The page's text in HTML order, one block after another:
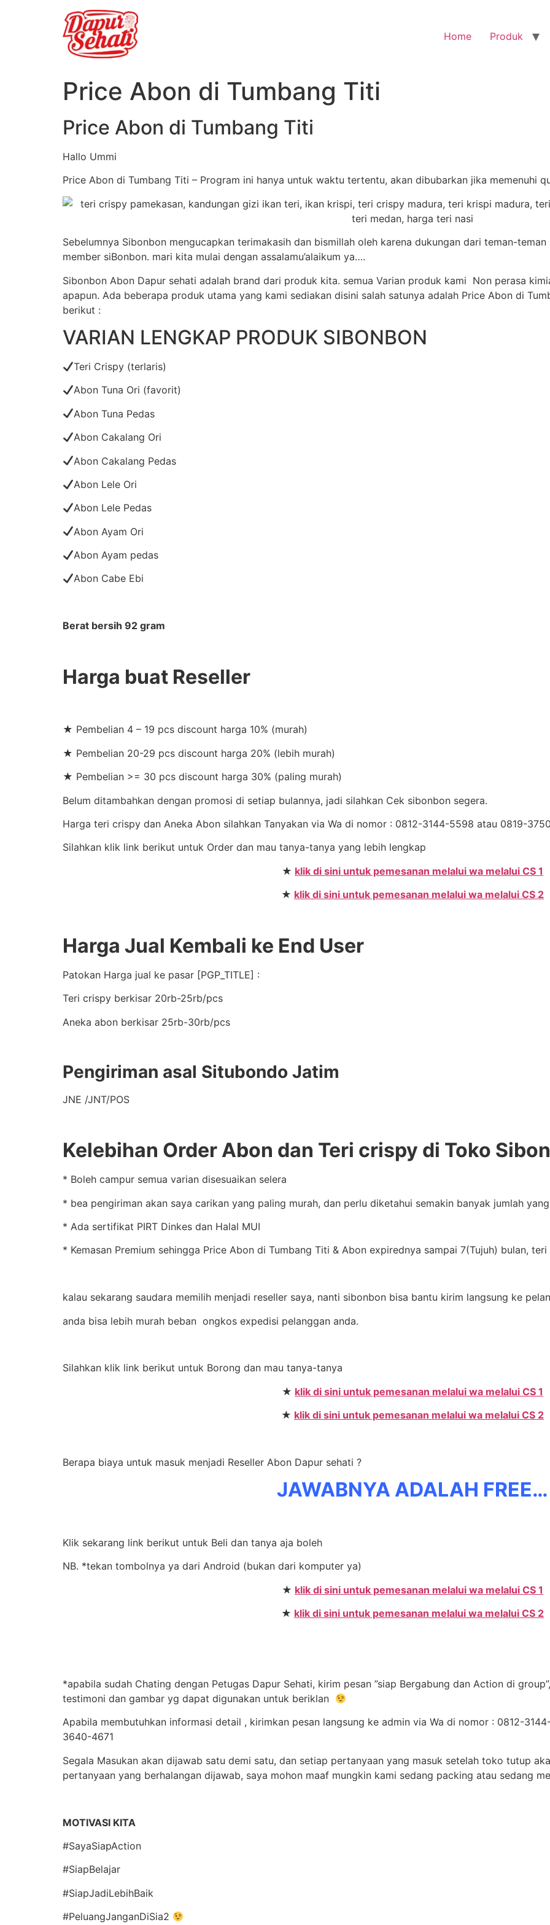
Home Produk
Price Abon di Tumbang Titi
Price Abon di Tumbang Titi
Hallo Ummi
Price Abon di Tumbang Titi – Program ini hanya untuk waktu tertentu, akan dibubarkan jika memenuhi
Sebelumnya Sibonbon mengucapkan terimakasih dan bismillah oleh karena dukungan dari teman-
member siBonbon. mari kita mulai dengan assalamu’alaikum ya….
Sibonbon Abon Dapur sehati adalah brand dari produk kita. semua Varian produk kami Non perasa
apapun. Ada beberapa produk utama yang kami sediakan disini salah satunya adalah Price Abon di
berikut :
VARIAN LENGKAP PRODUK SIBONBON
Teri Crispy (terlaris)
Abon Tuna Ori (favorit)
Abon Tuna Pedas
Abon Cakalang Ori
Abon Cakalang Pedas
Abon Lele Ori
Abon Lele Pedas
Abon Ayam Ori
Abon Ayam pedas
Abon Cabe Ebi
Berat bersih 92 gram
Harga buat Reseller
★ Pembelian 4 – 19 pcs discount harga 10% (murah)
★ Pembelian 20-29 pcs discount harga 20% (lebih murah)
★ Pembelian >= 30 pcs discount harga 30% (paling murah)
Belum ditambahkan dengan promosi di setiap bulannya, jadi silahkan Cek sibonbon segera.
Harga teri crispy dan Aneka Abon silahkan Tanyakan via Wa di nomor : 0812-3144-5598 atau 0819-
Silahkan klik link berikut untuk Order dan mau tanya-tanya yang lebih lengkap
★ klik di sini untuk pemesanan melalui wa melalui CS 1
★ klik di sini untuk pemesanan melalui wa melalui CS 2
Harga Jual Kembali ke End User
Patokan Harga jual ke pasar [PGP_TITLE] :
Teri crispy berkisar 20rb-25rb/pcs
Aneka abon berkisar 25rb-30rb/pcs
Pengiriman asal Situbondo Jatim
JNE /JNT/POS
Kelebihan Order Abon dan Teri crispy di Toko
* Boleh campur semua varian disesuaikan selera
* bea pengiriman akan saya carikan yang paling murah, dan perlu diketahui semakin banyak jumlah
* Ada sertifikat PIRT Dinkes dan Halal MUI
* Kemasan Premium sehingga Price Abon di Tumbang Titi & Abon expirednya sampai 7(Tujuh) bulan,
kalau sekarang saudara memilih menjadi reseller saya, nanti sibonbon bisa bantu kirim langsung ke
anda bisa lebih murah beban ongkos expedisi pelanggan anda.
Silahkan klik link berikut untuk Borong dan mau tanya-tanya
★ klik di sini untuk pemesanan melalui wa melalui CS 1
★ klik di sini untuk pemesanan melalui wa melalui CS 2
Berapa biaya untuk masuk menjadi Reseller Abon Dapur sehati ?
JAWABNYA ADALAH FREE…
Klik sekarang link berikut untuk Beli dan tanya aja boleh
NB. *tekan tombolnya ya dari Android (bukan dari komputer ya)
★ klik di sini untuk pemesanan melalui wa melalui CS 1
★ klik di sini untuk pemesanan melalui wa melalui CS 2
*apabila sudah Chating dengan Petugas Dapur Sehati, kirim pesan ”siap Bergabung dan Action di
testimoni dan gambar yg dapat digunakan untuk beriklan
Apabila membutuhkan informasi detail , kirimkan pesan langsung ke admin via Wa di nomor : 0812-
3640-4671
Segala Masukan akan dijawab satu demi satu, dan setiap pertanyaan yang masuk setelah toko tutup
pertanyaan yang berhalangan dijawab, saya mohon maaf mungkin kami sedang packing atau sedang
MOTIVASI KITA
#SayaSiapAction
#SiapBelajar
#SiapJadiLebihBaik
#PeluangJanganDiSia2